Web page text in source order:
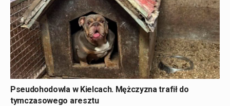
Pseudohodowla w Kielcach. Mężczyzna trafił do
tymczasowego aresztu